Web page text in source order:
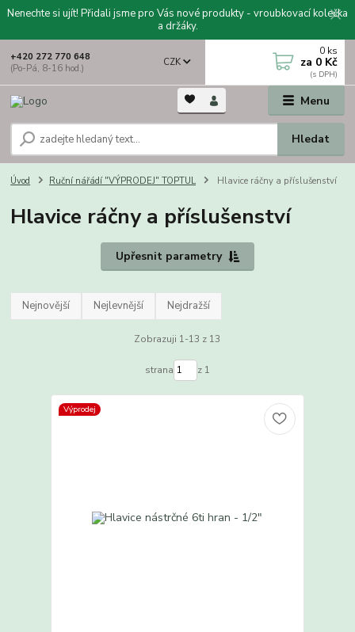
Nenechte si ujít! Přidali jsme pro Vás nové produkty - vroubkovací kolečka
a držáky.
Menu
CZK
Hledat
+420 272 770 648
(Po-Pá, 8-16 hod.)
0 ks
za 0 Kč
Úvod Ruční nářádí "VÝPRODEJ" TOPTUL Hlavice ráčny a příslušenství
Hlavice ráčny a příslušenství
Upřesnit parametry
Nejnovější Nejlevnější Nejdražší
Zobrazuji 1-13 z 13
strana z 1
Výprodej